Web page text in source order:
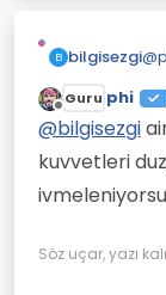
B bilgisezgi@
Çevrimdışı
Guru phi
@bilgisezgi
kuvvetleri
Söz uçar, yazı